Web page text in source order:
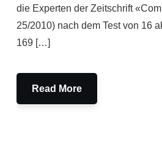
die Experten der Zeitschrift
25/2010) nach dem Test von 16
169 […]
Read More